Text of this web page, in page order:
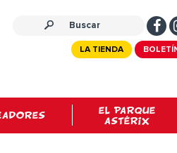
LA TIENDA
EL PARQUE
ASTÉRIX